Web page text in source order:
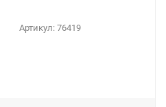
Артикул: 76419